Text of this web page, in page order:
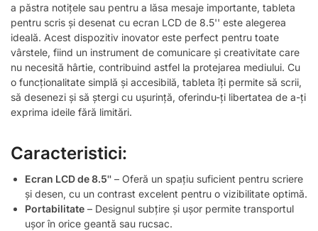
a păstra notițele sau pentru a lăsa mesaje importante, tableta
pentru scris și desenat cu ecran LCD de 8.5'' este alegerea
ideală. Acest dispozitiv inovator este perfect pentru toate
vârstele, fiind un instrument de comunicare și creativitate care
nu necesită hârtie, contribuind astfel la protejarea mediului. Cu
o funcționalitate simplă și accesibilă, tableta îți permite să scrii,
să desenezi și să ștergi cu ușurință, oferindu-ți libertatea de a-ți
exprima ideile fără limitări.
Caracteristici:
Ecran LCD de 8.5'' – Oferă un spațiu suficient pentru scriere
și desen, cu un contrast excelent pentru o vizibilitate optimă.
Portabilitate – Designul subțire și ușor permite transportul
ușor în orice geantă sau rucsac.